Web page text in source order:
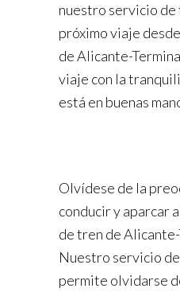
nuestro servicio de
próximo viaje
de Alicante-
viaje con la
está en buenas
Olvídese de la
conducir y aparcar
de tren de Alicante-
Nuestro servicio
permite olvidarse